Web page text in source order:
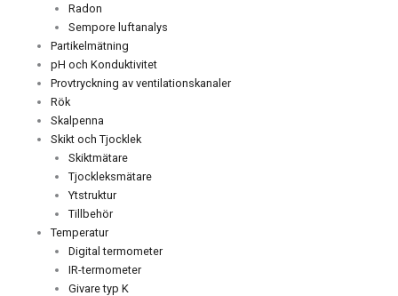
Radon
Sempore luftanalys
Partikelmätning
pH och Konduktivitet
Provtryckning av ventilationskanaler
Rök
Skalpenna
Skikt och Tjocklek
Skiktmätare
Tjockleksmätare
Ytstruktur
Tillbehör
Temperatur
Digital termometer
IR-termometer
Givare typ K